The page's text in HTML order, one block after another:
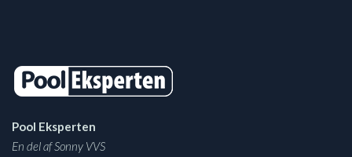
Pool Eksperten
En del af Sonny VVS